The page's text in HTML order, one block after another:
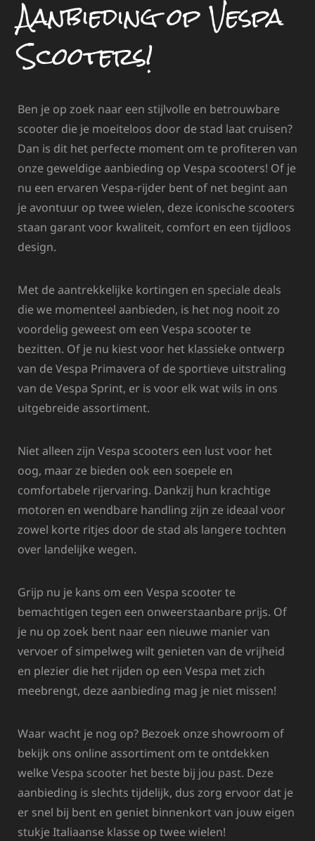
Aanbieding op Vespa
Scooters!
Ben je op zoek naar een stijlvolle en betrouwbare
scooter die je moeiteloos door de stad laat cruisen?
Dan is dit het perfecte moment om te profiteren van
onze geweldige aanbieding op Vespa scooters! Of je
nu een ervaren Vespa-rijder bent of net begint aan
je avontuur op twee wielen, deze iconische scooters
staan garant voor kwaliteit, comfort en een tijdloos
design.
Met de aantrekkelijke kortingen en speciale deals
die we momenteel aanbieden, is het nog nooit zo
voordelig geweest om een Vespa scooter te
bezitten. Of je nu kiest voor het klassieke ontwerp
van de Vespa Primavera of de sportieve uitstraling
van de Vespa Sprint, er is voor elk wat wils in ons
uitgebreide assortiment.
Niet alleen zijn Vespa scooters een lust voor het
oog, maar ze bieden ook een soepele en
comfortabele rijervaring. Dankzij hun krachtige
motoren en wendbare handling zijn ze ideaal voor
zowel korte ritjes door de stad als langere tochten
over landelijke wegen.
Grijp nu je kans om een Vespa scooter te
bemachtigen tegen een onweerstaanbare prijs. Of
je nu op zoek bent naar een nieuwe manier van
vervoer of simpelweg wilt genieten van de vrijheid
en plezier die het rijden op een Vespa met zich
meebrengt, deze aanbieding mag je niet missen!
Waar wacht je nog op? Bezoek onze showroom of
bekijk ons online assortiment om te ontdekken
welke Vespa scooter het beste bij jou past. Deze
aanbieding is slechts tijdelijk, dus zorg ervoor dat je
er snel bij bent en geniet binnenkort van jouw eigen
stukje Italiaanse klasse op twee wielen!